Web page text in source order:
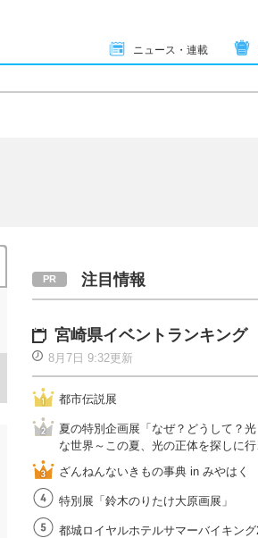
ニュース・連載
注目情報
宮崎県イベントランキング
8月7日 9:32更新
都市伝説展
夏の特別企画展「なぜ？どうして？
な世界～この夏、光の正体を探しに行
ざんねんないきもの事典 in みやはく
特別展「鈴木のりたけ大原画展」
都城ロイヤルホテルサマーバイキング